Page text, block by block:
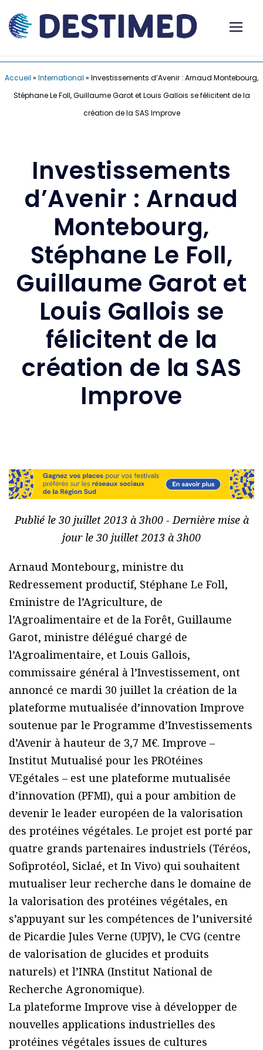
Accueil » International » Investissements d’Avenir : Arnaud Montebourg,
Stéphane Le Foll, Guillaume Garot et Louis Gallois se félicitent de la
création de la SAS Improve
Investissements
d’Avenir : Arnaud
Montebourg,
Stéphane Le Foll,
Guillaume Garot et
Louis Gallois se
félicitent de la
création de la SAS
Improve
Publié le 30 juillet 2013 à 3h00 - Dernière mise à
jour le 30 juillet 2013 à 3h00
Arnaud Montebourg, ministre du
Redressement productif, Stéphane Le Foll,
£ministre de l’Agriculture, de
l’Agroalimentaire et de la Forêt, Guillaume
Garot, ministre délégué chargé de
l’Agroalimentaire, et Louis Gallois,
commissaire général à l’Investissement, ont
annoncé ce mardi 30 juillet la création de la
plateforme mutualisée d’innovation Improve
soutenue par le Programme d’Investissements
d’Avenir à hauteur de 3,7 M€. Improve –
Institut Mutualisé pour les PROtéines
VEgétales – est une plateforme mutualisée
d’innovation (PFMI), qui a pour ambition de
devenir le leader européen de la valorisation
des protéines végétales. Le projet est porté par
quatre grands partenaires industriels (Téréos,
Sofiprotéol, Siclaé, et In Vivo) qui souhaitent
mutualiser leur recherche dans le domaine de
la valorisation des protéines végétales, en
s’appuyant sur les compétences de l’université
de Picardie Jules Verne (UPJV), le CVG (centre
de valorisation de glucides et produits
naturels) et l’INRA (Institut National de
Recherche Agronomique).
La plateforme Improve vise à développer de
nouvelles applications industrielles des
protéines végétales issues de cultures